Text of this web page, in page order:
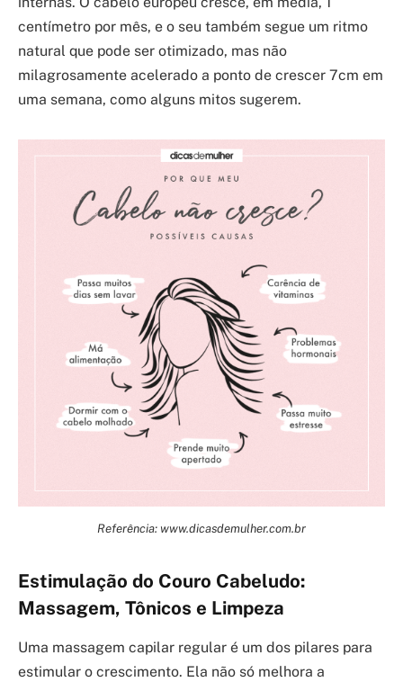
centímetro por mês, e o seu também segue um ritmo
natural que pode ser otimizado, mas não
milagrosamente acelerado a ponto de crescer 7cm em
uma semana, como alguns mitos sugerem.
Referência: www.dicasdemulher.com.br
Estimulação do Couro Cabeludo:
Massagem, Tônicos e Limpeza
Uma massagem capilar regular é um dos pilares para
estimular o crescimento. Ela não só melhora a